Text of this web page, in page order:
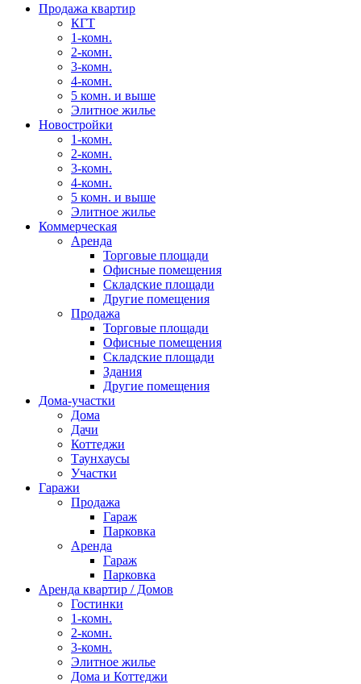
Продажа квартир
КГТ
1-комн.
2-комн.
3-комн.
4-комн.
5 комн. и выше
Элитное жилье
Новостройки
1-комн.
2-комн.
3-комн.
4-комн.
5 комн. и выше
Элитное жилье
Коммерческая
Аренда
Торговые площади
Офисные помещения
Складские площади
Другие помещения
Продажа
Торговые площади
Офисные помещения
Складские площади
Здания
Другие помещения
Дома-участки
Дома
Дачи
Коттеджи
Таунхаусы
Участки
Гаражи
Продажа
Гараж
Парковка
Аренда
Гараж
Парковка
Аренда квартир / Домов
Гостинки
1-комн.
2-комн.
3-комн.
Элитное жилье
Дома и Коттеджи